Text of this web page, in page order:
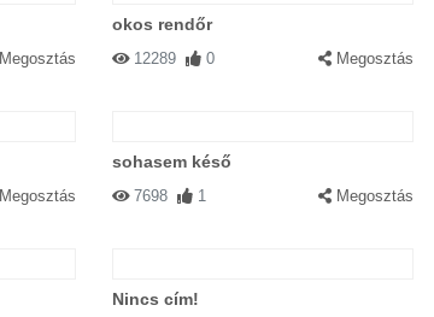
Megosztás
okos rendőr
12289 0 Megosztás
Megosztás
sohasem késő
7698 1 Megosztás
Nincs cím!